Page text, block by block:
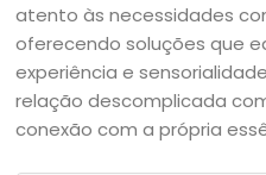
atento às necessidades
oferecendo soluções que
experiência e
relação descomplicada
conexão com a própria